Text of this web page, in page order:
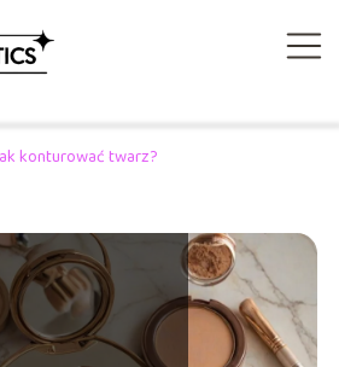
konturować twarz?